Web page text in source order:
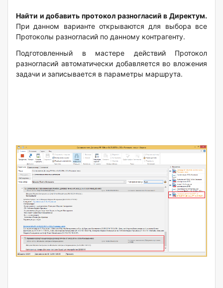
Найти и добавить протокол разногласий в Директум.
При данном варианте открываются для выбора все
Протоколы разногласий по данному контрагенту.
Подготовленный в мастере действий Протокол
разногласий автоматически добавляется во вложения
задачи и записывается в параметры маршрута.